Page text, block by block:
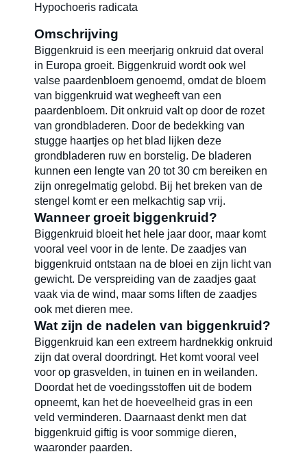
Blog
Carrières
Hypochoeris radicata
Omschrijving
Biggenkruid is een meerjarig onkruid dat overal
in Europa groeit. Biggenkruid wordt ook wel
valse paardenbloem genoemd, omdat de bloem
van biggenkruid wat wegheeft van een
paardenbloem. Dit onkruid valt op door de rozet
van grondbladeren. Door de bedekking van
stugge haartjes op het blad lijken deze
grondbladeren ruw en borstelig. De bladeren
kunnen een lengte van 20 tot 30 cm bereiken en
zijn onregelmatig gelobd. Bij het breken van de
stengel komt er een melkachtig sap vrij.
Wanneer groeit biggenkruid?
Biggenkruid bloeit het hele jaar door, maar komt
vooral veel voor in de lente. De zaadjes van
biggenkruid ontstaan na de bloei en zijn licht van
gewicht. De verspreiding van de zaadjes gaat
vaak via de wind, maar soms liften de zaadjes
ook met dieren mee.
Wat zijn de nadelen van biggenkruid?
Biggenkruid kan een extreem hardnekkig onkruid
zijn dat overal doordringt. Het komt vooral veel
voor op grasvelden, in tuinen en in weilanden.
Doordat het de voedingsstoffen uit de bodem
opneemt, kan het de hoeveelheid gras in een
veld verminderen. Daarnaast denkt men dat
biggenkruid giftig is voor sommige dieren,
waaronder paarden.